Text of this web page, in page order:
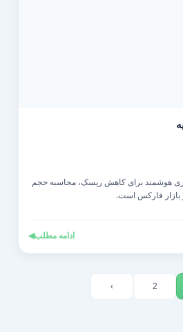
هوشمند برای کاهش ریسک، محاسبه حجم
فارکس است.
ادامه مطلب◀